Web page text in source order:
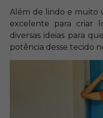
Além de lindo e muito
excelente para criar
diversas ideias para
potência desse tecido